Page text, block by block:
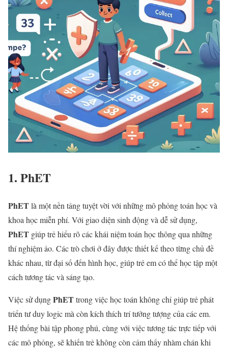
1. PhET
PhETlà một nền tảng tuyệt vời với những mô phỏng toán học và
khoa học miễn phí. Với giao diện sinh động và dễ sử dụng,
PhET giúp trẻ hiểu rõ các khái niệm toán học thông qua những
thí nghiệm ảo. Các trò chơi ở đây được thiết kế theo từng chủ đề
khác nhau, từ đại số đến hình học, giúp trẻ em có thể học tập một
cách tương tác và sáng tạo.
Việc sử dụngPhETtrong việc học toán không chỉ giúp trẻ phát
triển tư duy logic mà còn kích thích trí tưởng tượng của các em.
Hệ thống bài tập phong phú, cùng với việc tương tác trực tiếp với
các mô phỏng, sẽ khiến trẻ không còn cảm thấy nhàm chán khi